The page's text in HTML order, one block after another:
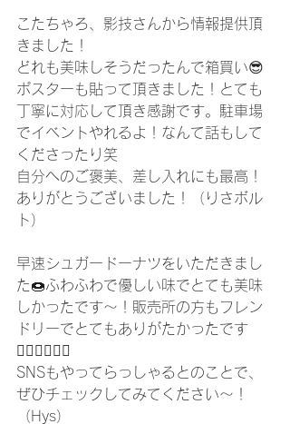
こたちゃろ、影技さんから情報提供頂
きました！
どれも美味しそうだったんで箱買い😎
ポスターも貼って頂きました！とても
丁寧に対応して頂き感謝です。駐車場
でイベントやれるよ！なんて話もして
くださったり笑
自分へのご褒美、差し入れにも最高！
ありがとうございました！（りさボル
ト）
早速シュガードーナツをいただきまし
た🍩ふわふわで優しい味でとても美味
しかったです〜！販売所の方もフレン
ドリーでとてもありがたかったです
🙇🏻‍♂️🙇🏻‍♂️
SNSもやってらっしゃるとのことで、
ぜひチェックしてみてください～！
（Hys）